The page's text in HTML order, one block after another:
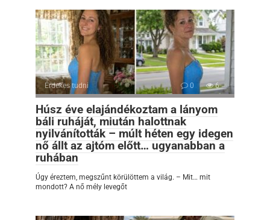
Érdekes tudni 0 6
Húsz éve elajándékoztam a lányom
báli ruháját, miután halottnak
nyilvánították – múlt héten egy idegen
nő állt az ajtóm előtt… ugyanabban a
ruhában
Úgy éreztem, megszűnt körülöttem a világ. – Mit… mit
mondott? A nő mély levegőt